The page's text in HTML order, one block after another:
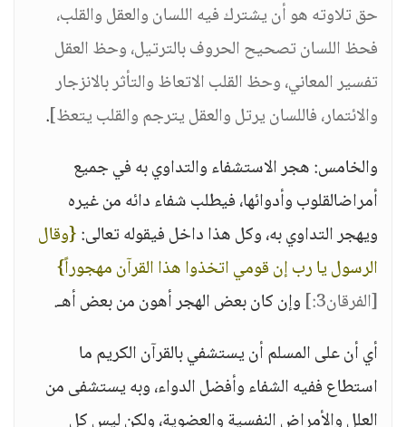
حق تلاوته هو أن يشترك فيه اللسان والعقل والقلب،
فحظ اللسان تصحيح الحروف بالترتيل، وحظ العقل
تفسير المعاني، وحظ القلب الاتعاظ والتأثر بالانزجار
والائتمار، فاللسان يرتل والعقل يترجم والقلب يتعظ].
والخامس: هجر الاستشفاء والتداوي به في جميع
أمراضالقلوب وأدوائها، فيطلب شفاء دائه من غيره
ويهجر التداوي به، وكل هذا داخل فيقوله تعالى:{وقال
الرسول يا رب إن قومي اتخذوا هذا القرآن مهجوراً}
[الفرقان3:]
وإن كان بعض الهجر أهون من بعض أهـ.
أي أن على المسلم أن يستشفي بالقرآن الكريم ما
استطاع ففيه الشفاء وأفضل الدواء، وبه يستشفى من